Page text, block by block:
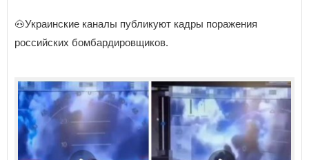
🐽Украинские каналы публикуют кадры поражения
российских бомбардировщиков.